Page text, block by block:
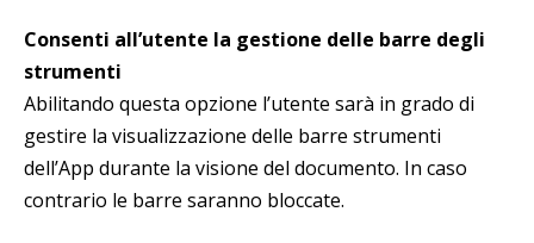
Consenti all’utente la gestione delle barre degli
strumenti
Abilitando questa opzione l’utente sarà in grado di
gestire la visualizzazione delle barre strumenti
dell’App durante la visione del documento. In caso
contrario le barre saranno bloccate.